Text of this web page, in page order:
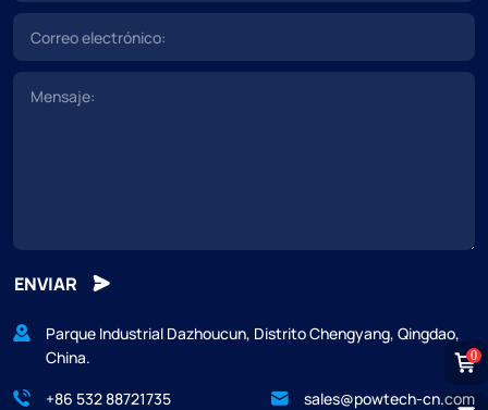
ENVIAR
Parque Industrial Dazhoucun, Distrito Chengyang, Qingdao,
China.
+86 532 88721735
sales@powtech-cn.com
0